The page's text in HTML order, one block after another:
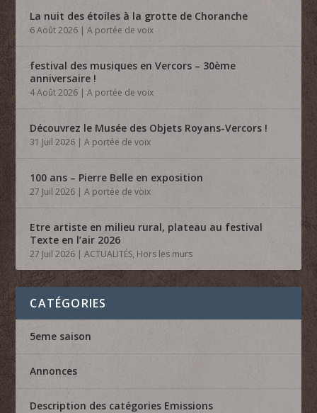
La nuit des étoiles à la grotte de Choranche
6 Août 2026 |A portée de voix
festival des musiques en Vercors – 30ème
anniversaire !
4 Août 2026 |A portée de voix
Découvrez le Musée des Objets Royans-Vercors !
31 Juil 2026 |A portée de voix
100 ans – Pierre Belle en exposition
27 Juil 2026 |A portée de voix
Etre artiste en milieu rural, plateau au festival
Texte en l’air 2026
27 Juil 2026 |ACTUALITÉS, Hors les murs
CATÉGORIES
5eme saison
Annonces
Description des catégories Emissions